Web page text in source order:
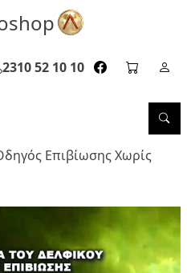
2310 52 10 10 facebook
cart
Επιβίωσης Χωρίς